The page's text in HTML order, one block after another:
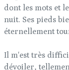
dont les mots et
nuit. Ses pieds
éternellement
Il m'est très
dévoiler,